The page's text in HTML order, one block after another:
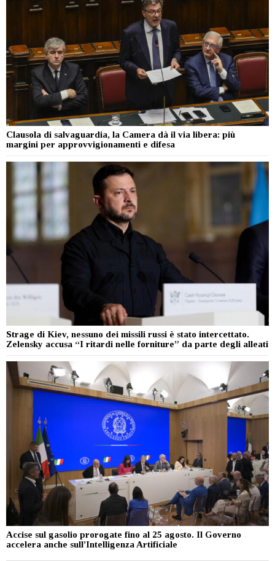
Clausola di salvaguardia, la Camera dà il via libera: più
margini per approvvigionamenti e difesa
Strage di Kiev, nessuno dei missili russi è stato intercettato.
Zelensky accusa “I ritardi nelle forniture” da parte degli alleati
Accise sul gasolio prorogate fino al 25 agosto. Il Governo
accelera anche sull’Intelligenza Artificiale